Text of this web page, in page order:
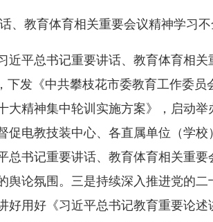
教育体育相关重要会议精神学习不
平总书记重要讲话、教育体育相关
下发《中共攀枝花市委教育工作委
精神集中轮训实施方案》，启动
电教技装中心、各直属单位（学
书记重要讲话、教育体育相关重
论氛围。三是持续深入推进党的
用好《习近平总书记教育重要论